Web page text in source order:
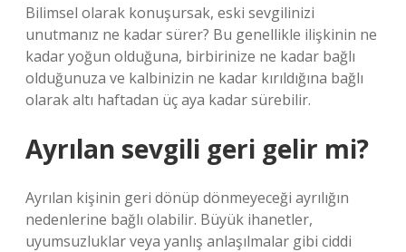
Bilimsel olarak konuşursak, eski sevgilinizi
unutmanız ne kadar sürer? Bu genellikle ilişkinin ne
kadar yoğun olduğuna, birbirinize ne kadar bağlı
olduğunuza ve kalbinizin ne kadar kırıldığına bağlı
olarak altı haftadan üç aya kadar sürebilir.
Ayrılan sevgili geri gelir mi?
Ayrılan kişinin geri dönüp dönmeyeceği ayrılığın
nedenlerine bağlı olabilir. Büyük ihanetler,
uyumsuzluklar veya yanlış anlaşılmalar gibi ciddi